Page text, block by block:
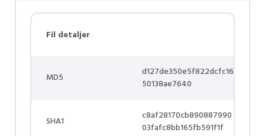
Fil detaljer
MD5
d127de350e5f822dcfc16
50138ae7640
SHA1
c8af28170cb890887990
03fafc8bb165fb591f1f